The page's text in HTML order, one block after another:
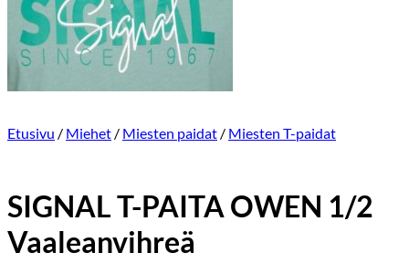
Etusivu / Miehet / Miesten paidat / Miesten T-paidat
SIGNAL T-PAITA OWEN 1/2
Vaaleanvihreä